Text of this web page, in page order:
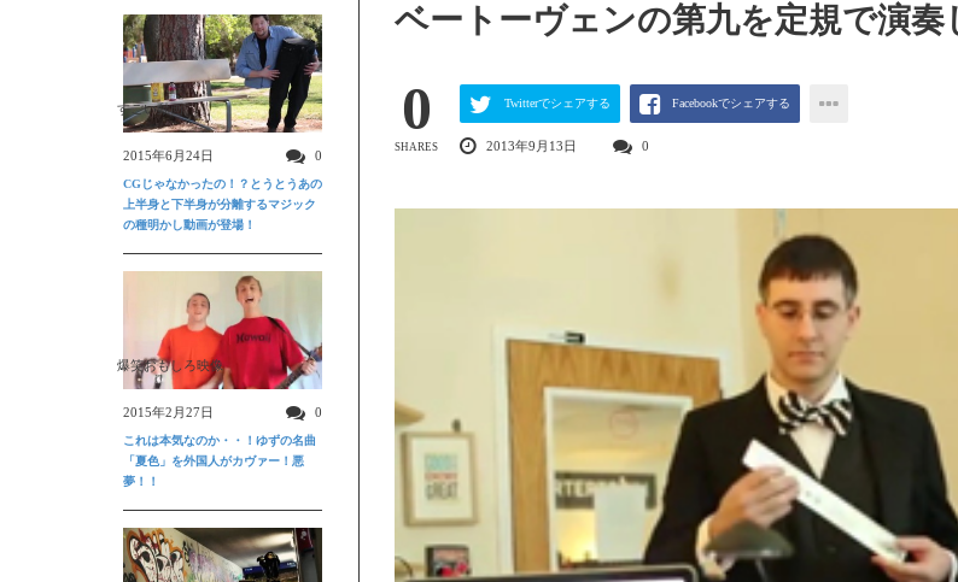
ベートーヴェンの第九を定規で演奏
0
SHARES
Twitterでシェアする Facebookでシェアする
2013年9月13日 0
すごい動画
2015年6月24日 0
CGじゃなかったの！？とうとうあの
上半身と下半身が分離するマジック
の種明かし動画が登場！
爆笑おもしろ映像
2015年2月27日 0
これは本気なのか・・！ゆずの名曲
「夏色」を外国人がカヴァー！悪
夢！！